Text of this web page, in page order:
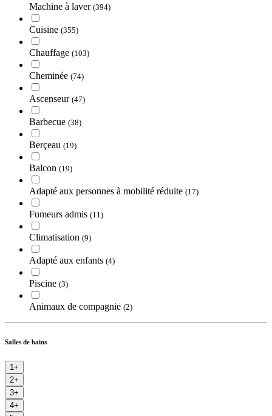
Machine à laver (394)
Cuisine (355)
Chauffage (103)
Cheminée (74)
Ascenseur (47)
Barbecue (38)
Berçeau (19)
Balcon (19)
Adapté aux personnes à mobilité réduite (17)
Fumeurs admis (11)
Climatisation (9)
Adapté aux enfants (4)
Piscine (3)
Animaux de compagnie (2)
Salles de bains
1+
2+
3+
4+